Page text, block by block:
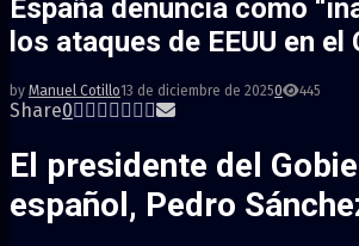
España denuncia como
los ataques de EEUU en el
by Manuel Cotillo13 de diciembre de 20250 445
Share0
El presidente del
español, Pedro